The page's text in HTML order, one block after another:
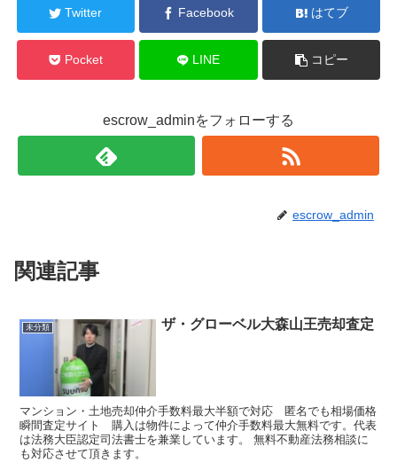
Twitter Facebook はてブ
Pocket LINE コピー
escrow_adminをフォローする
escrow_admin
関連記事
未分類 ザ・グローベル大森山王売却査定
マンション・土地売却仲介手数料最大半額で対応 匿名でも相場価格
瞬間査定サイト 購入は物件によって仲介手数料最大無料です。代表
は法務大臣認定司法書士を兼業しています。 無料不動産法務相談に
も対応させて頂きます。